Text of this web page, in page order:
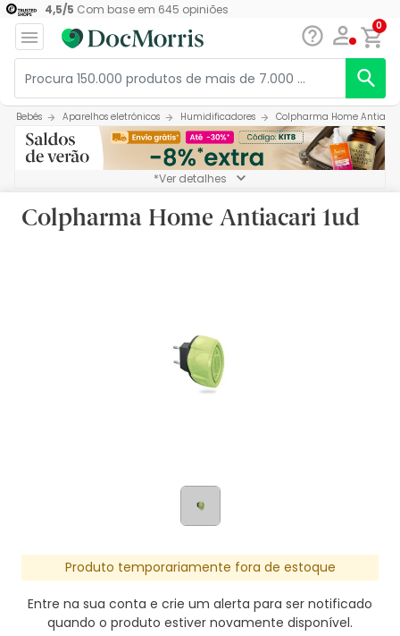
4,5/5 Com base em 645 opiniões
0
Bebés Aparelhos eletrónicos Humidificadores Colpharma Home
*Ver detalhes
Colpharma Home Antiacari 1ud
Produto temporariamente fora de estoque
Entre na sua conta e crie um alerta para ser notificado
quando o produto estiver novamente disponível.